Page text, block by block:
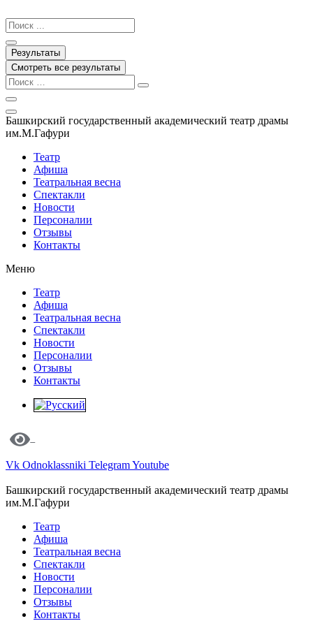
к
содержимому
Search
...
Результаты
Смотреть все результаты
Башкирский государственный академический театр драмы
им.М.Гафури
Театр
Афиша
Театральная весна
Спектакли
Новости
Персоналии
Отзывы
Контакты
Меню
Театр
Афиша
Театральная весна
Спектакли
Новости
Персоналии
Отзывы
Контакты
Vk Odnoklassniki TelegramYoutube
Башкирский государственный академический театр драмы
им.М.Гафури
Театр
Афиша
Театральная весна
Спектакли
Новости
Персоналии
Отзывы
Контакты